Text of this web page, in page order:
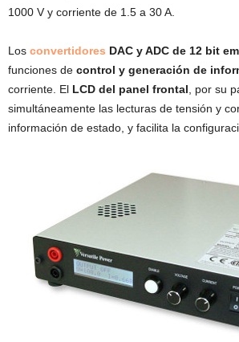
1000 V y corriente de 1.5 a 30 A.
Los convertidores DAC y ADC de 12 bit
funciones de control y generación de
corriente. El LCD del panel frontal , por su
simultáneamente las lecturas de tensión y
información de estado, y facilita la